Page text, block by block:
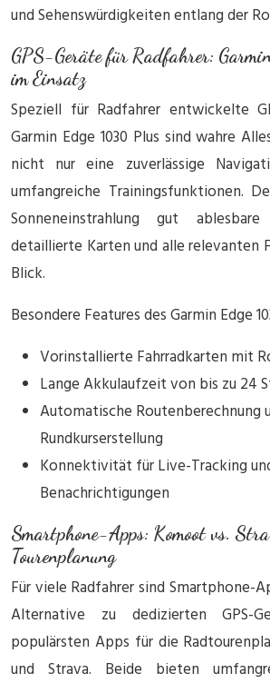
und Sehenswürdigkeiten entlang der
GPS-Geräte für Radfahrer:
im Einsatz
Speziell für Radfahrer entwickelte
Garmin Edge 1030 Plus sind wahre
nicht nur eine zuverlässige
umfangreiche Trainingsfunktionen.
Sonneneinstrahlung gut
detaillierte Karten und alle relevanten
Blick.
Besondere Features des Garmin Edge
Vorinstallierte Fahrradkarten mit
Lange Akkulaufzeit von bis zu 24
Automatische Routenberechnung
Rundkurserstellung
Konnektivität für Live-Tracking
Benachrichtigungen
Smartphone-Apps: Komoot vs.
Tourenplanung
Für viele Radfahrer sind Smartphone-
Alternative zu dedizierten GPS-
populärsten Apps für die
und Strava. Beide bieten